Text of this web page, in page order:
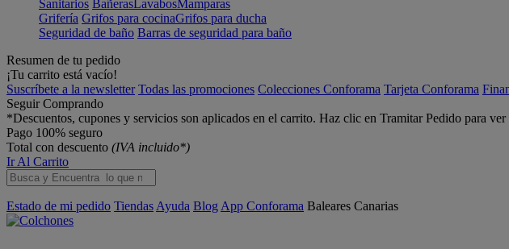
Sanitarios BañerasLavabosMamparas
Grifería Grifos para cocinaGrifos para ducha
Seguridad de baño Barras de seguridad para baño
Resumen de tu pedido
¡Tu carrito está vacío!
Suscríbete a la newsletter Todas las promociones Colecciones Conforama Tarjeta Conforama
Seguir Comprando
*Descuentos, cupones y servicios son aplicados en el carrito. Haz clic en Tramitar Pedido para ver
Pago 100% seguro
Total con descuento (IVA incluido*)
Ir Al Carrito
Estado de mi pedido Tiendas Ayuda Blog App Conforama Baleares Canarias